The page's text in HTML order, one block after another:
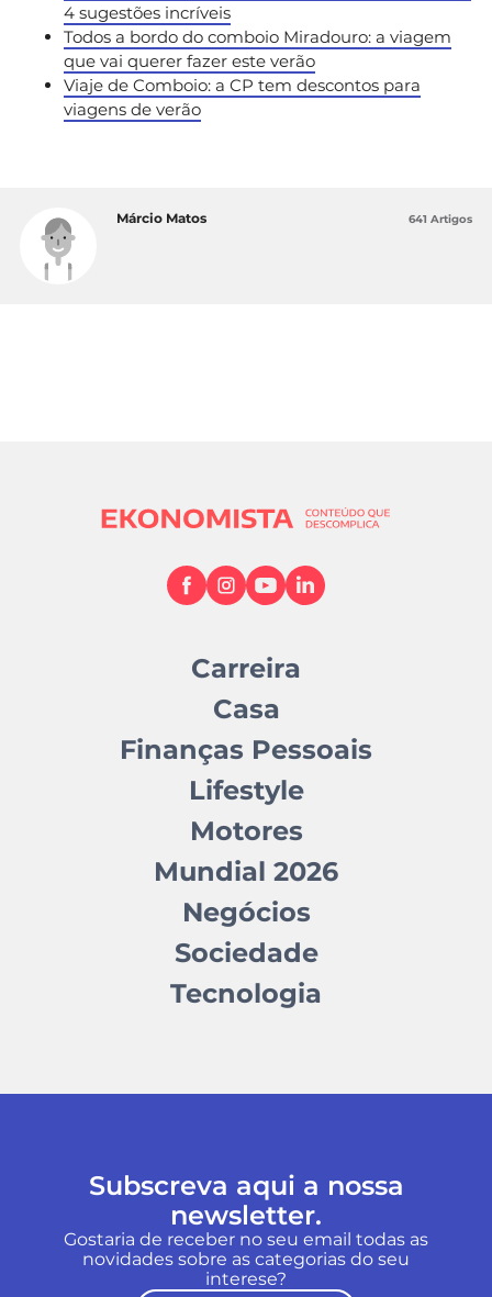
4 sugestões incríveis
Todos a bordo do comboio Miradouro: a viagem
que vai querer fazer este verão
Viaje de Comboio: a CP tem descontos para
viagens de verão
Márcio Matos 641 Artigos
Carreira
Casa
Finanças Pessoais
Lifestyle
Motores
Mundial 2026
Negócios
Sociedade
Tecnologia
Subscreva aqui a nossa
newsletter.
Gostaria de receber no seu email todas as
novidades sobre as categorias do seu
interese?